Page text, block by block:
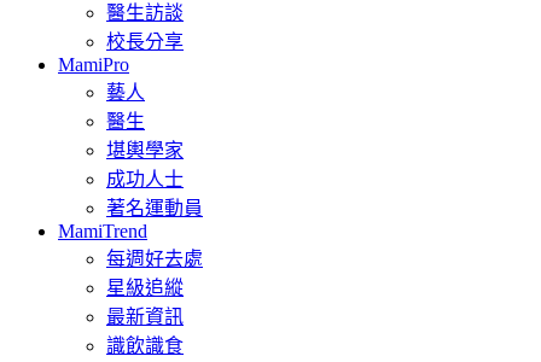
醫生訪談
校長分享
MamiPro
藝人
醫生
堪輿學家
成功人士
著名運動員
MamiTrend
每週好去處
星級追縱
最新資訊
識飲識食